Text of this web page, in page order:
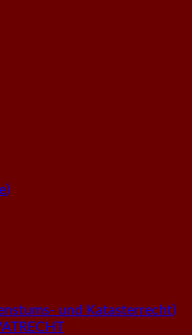
und Katasterrecht)